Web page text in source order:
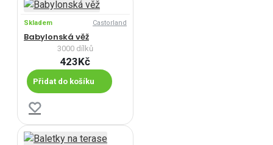
Skladem Castorland
Babylonská věž
3000 dílků
423Kč
Přidat do košíku